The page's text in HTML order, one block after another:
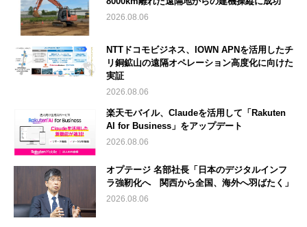
2026.08.06
NTTドコモビジネス、IOWN APNを活用したチ
リ銅鉱山の遠隔オペレーション高度化に向けた
実証
2026.08.06
楽天モバイル、Claudeを活用して「Rakuten
AI for Business」をアップデート
2026.08.06
オプテージ 名部社長「日本のデジタルインフ
ラ強靭化へ 関西から全国、海外へ羽ばたく」
2026.08.06